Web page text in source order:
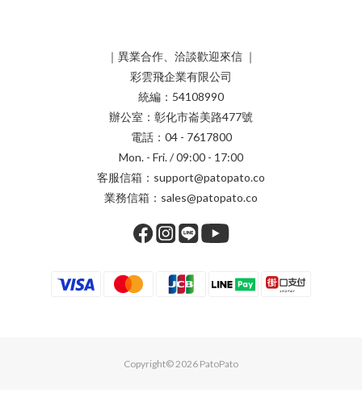
｜異業合作、洽談歡迎來信 ｜
彩雲飛企業有限公司
統編：54108990
辦公室：彰化市崙美路477號
電話：04 - 7617800
Mon. - Fri. / 09:00 - 17:00
客服信箱：support@patopato.co
業務信箱：sales@patopato.co
Copyright© 2026 PatoPato